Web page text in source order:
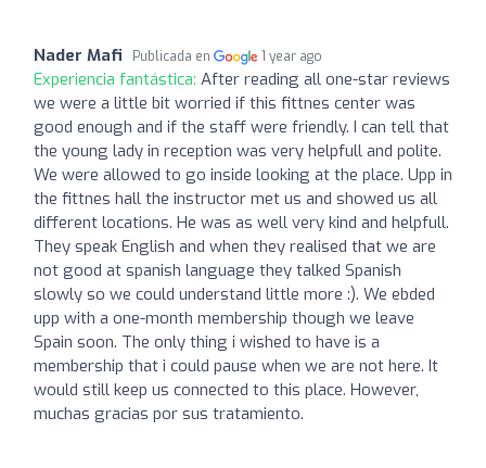
Nader Mafi Publicada en 1 year ago
Experiencia fantástica: After reading all one-star reviews
we were a little bit worried if this fittnes center was
good enough and if the staff were friendly. I can tell that
the young lady in reception was very helpfull and polite.
We were allowed to go inside looking at the place. Upp in
the fittnes hall the instructor met us and showed us all
different locations. He was as well very kind and helpfull.
They speak English and when they realised that we are
not good at spanish language they talked Spanish
slowly so we could understand little more :). We ebded
upp with a one-month membership though we leave
Spain soon. The only thing i wished to have is a
membership that i could pause when we are not here. It
would still keep us connected to this place. However,
muchas gracias por sus tratamiento.